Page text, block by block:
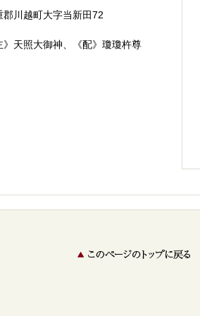
郡川越町大字当新田72
》天照大御神、《配》瓊瓊杵尊